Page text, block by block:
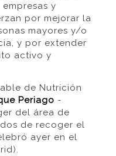
y
por mejorar la
mayores y/o
y por extender
activo y
de Nutrición
Periago -
del área de
de recoger el
ayer en el